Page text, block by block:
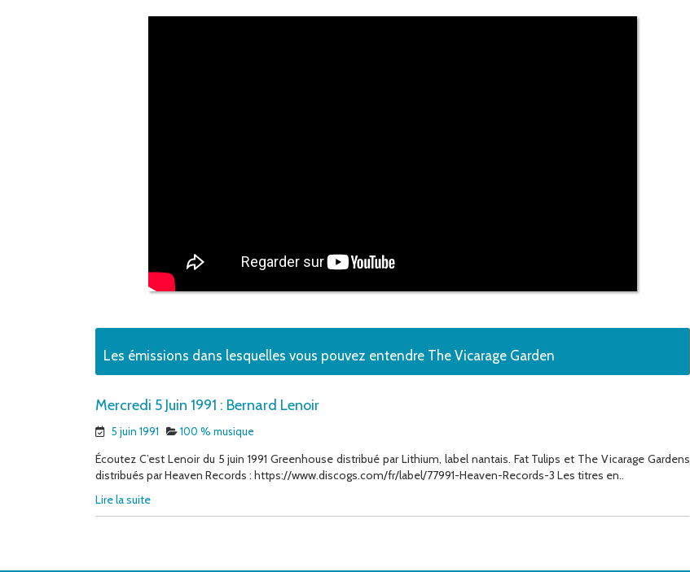
Les émissions dans lesquelles vous pouvez entendre The Vicarage Garden
Mercredi 5 Juin 1991 : Bernard Lenoir
5 juin 1991 100 % musique
Écoutez C’est Lenoir du 5 juin 1991 Greenhouse distribué par Lithium, label nantais. Fat Tulips et The Vicarage Gardens
distribués par Heaven Records : https://www.discogs.com/fr/label/77991-Heaven-Records-3 Les titres en..
Lire la suite